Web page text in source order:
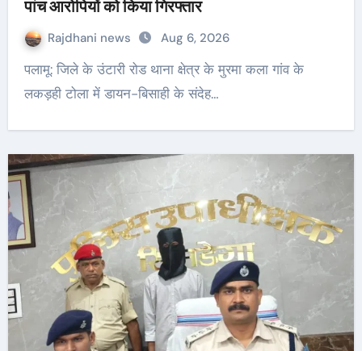
पांच आरोपियों को किया गिरफ्तार
Rajdhani news Aug 6, 2026
पलामू: जिले के उंटारी रोड थाना क्षेत्र के मुरमा कला गांव के
लकड़ही टोला में डायन-बिसाही के संदेह…